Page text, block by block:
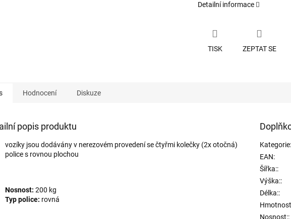
Detailní informace
TISK ZEPTAT SE
Hodnocení Diskuze
popis produktu
vozíky jsou dodávány v nerezovém provedení se čtyřmi kolečky (2x otočná)
police s rovnou plochou
Nosnost: 200 kg
Typ police: rovná
Kategorie:
EAN:
Šířka::
Výška::
Délka::
Nosnost::